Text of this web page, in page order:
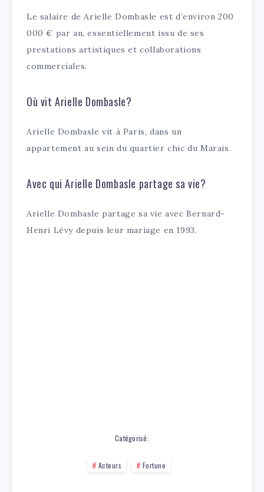
Le salaire de Arielle Dombasle est d’environ 200
000 € par an, essentiellement issu de ses
prestations artistiques et collaborations
commerciales.
Où vit Arielle Dombasle?
Arielle Dombasle vit à Paris, dans un
appartement au sein du quartier chic du Marais.
Avec qui Arielle Dombasle partage sa vie?
Arielle Dombasle partage sa vie avec Bernard-
Henri Lévy depuis leur mariage en 1993.
Catégorisé:
Acteurs Fortune